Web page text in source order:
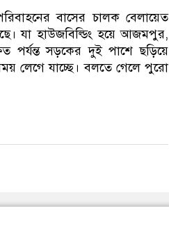
বাসের চালক বেলায়েত
যা হাউজবিল্ডিং হয়ে আজমপুর,
পর্যন্ত সড়কের দুই পাশে ছড়িয়ে
লেগে যাচ্ছে। বলতে গেলে পুরো